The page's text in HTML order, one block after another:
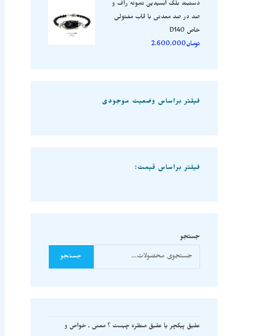
دستبند بلک ابسیدین نمونه راف و
صد در صد معدنی با قاب مفتولی
خاص D140
تومان2.600.000
فیلتر براساس وضعیت موجودی
فیلتر براساس قیمت:
جستجو
جستجو
عقیق پیکچر یا عقیق منظره چیست ؟ معنی , خواص و